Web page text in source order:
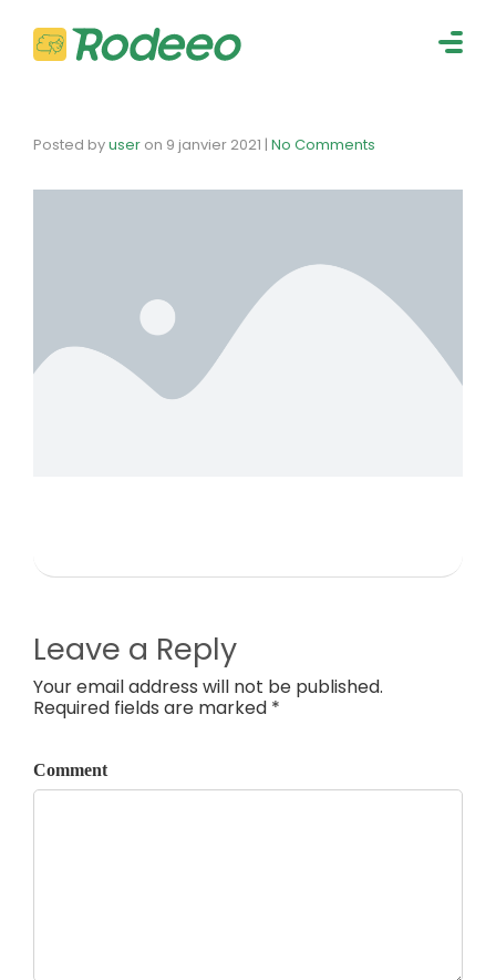
Posted byuser on 9 janvier 2021 | No Comments
Leave a Reply
Your email address will not be published.
Required fields are marked *
Comment